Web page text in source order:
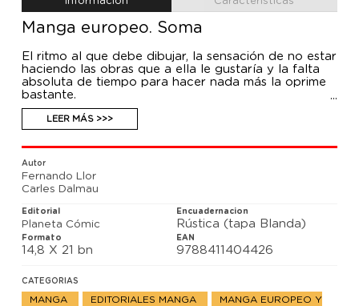
Manga europeo. Soma
El ritmo al que debe dibujar, la sensación de no estar
haciendo las obras que a ella le gustaría y la falta
absoluta de tiempo para hacer nada más la oprime
bastante.
Todo empeora aún más en el momento en que un
alienígena se cuela por la ventana.
Necesita ayuda: los suyos están a punto de empezar
la conquista de la Tierra y debe impedirlo.
Juntos, Maya y el alien, se lanzarán a una batalla
que no pueden ganar contra soldados, naves
gigantescas y tentáculos, ¡muchísimos tentáculos!.
LEER MÁS >>>
Autor
Fernando Llor
Carles Dalmau
Editorial
Planeta Cómic
Encuadernacion
Rústica (tapa Blanda)
Formato
14,8 X 21 bn
EAN
9788411404426
CATEGORIAS
MANGA EDITORIALES MANGA MANGA EUROPEO Y